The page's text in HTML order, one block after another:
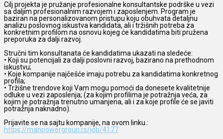
Cilj projekta je pružanje profesionalne konsultantske podrške u vezi
sa daljim profesionalnim razvojem i zaposlenjem. Program je
baziran na personalizovanom pristupu koju obuhvata detaljnu
analizu poslovnog iskustva kandidata, ali i tržišnih potreba za
konkretnim profilom na osnovu kojeg će kandidatima biti pružena
preporuka za dalji razvoj.
Stručni tim konsultanata će kandidatima ukazati na sledeće:
• Koji su potencijali za dalji poslovni razvoj, bazirano na prethodnom
iskustvu;
• Koje kompanije najčešće imaju potrebu za kandidatima konkretnog
profila;
• Tržišne trendove koji Vam mogu pomoći da donesete kvalitetnije
odluke u vezi zaposlenja; (za kojim profilima je potražnja veća, za
kojim je potražnja trenutno umanjena, ali i za koje profile će se javiti
potražnja naknadno).
Prijavite se na sajtu kompanije, na ovom linku.:
https://manpowergroup.rs/job/4177